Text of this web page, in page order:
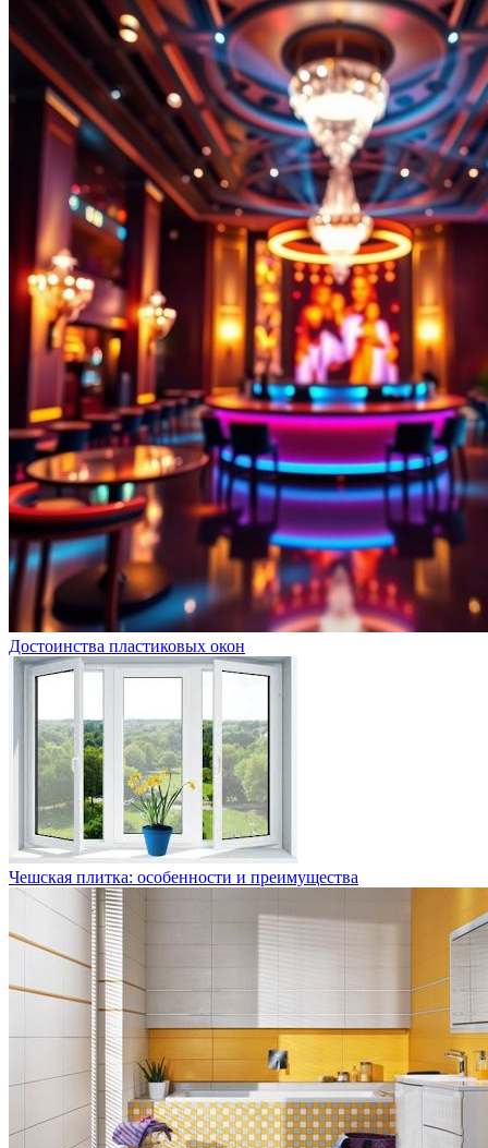
Достоинства пластиковых окон
Чешская плитка: особенности и преимущества